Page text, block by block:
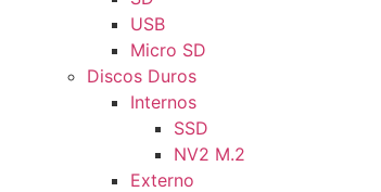
USB
Micro SD
Discos Duros
Internos
SSD
NV2 M.2
Externo